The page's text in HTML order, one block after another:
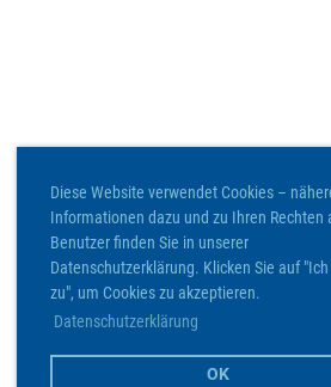
Diese Website verwendet Cookies –
Informationen dazu und zu Ihren Rechten
Benutzer finden Sie in unserer
Datenschutzerklärung. Klicken Sie auf
zu", um Cookies zu akzeptieren.
Datenschutzerklärung
OK